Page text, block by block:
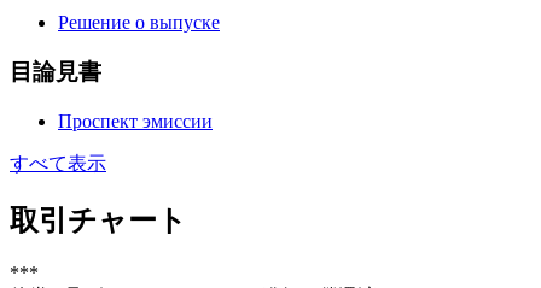
Решение о выпуске
目論見書
Проспект эмиссии
すべて表示
取引チャート
***